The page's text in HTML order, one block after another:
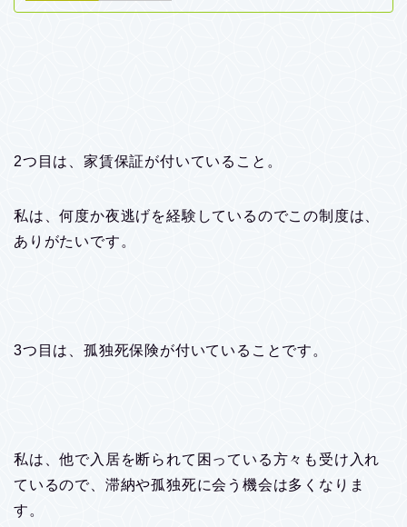
2つ目は、家賃保証が付いていること。
私は、何度か夜逃げを経験しているのでこの制度は、
ありがたいです。
3つ目は、孤独死保険が付いていることです。
私は、他で入居を断られて困っている方々も受け入れ
ているので、滞納や孤独死に会う機会は多くなりま
す。